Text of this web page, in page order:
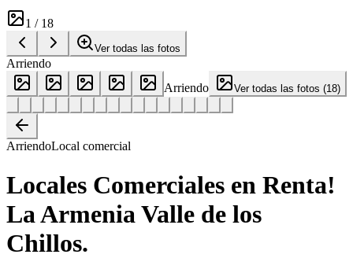
1 / 18
Ver todas las fotos
Arriendo
Arriendo
Ver todas las fotos (18)
ArriendoLocal comercial
Locales Comerciales en Renta!
La Armenia Valle de los
Chillos.